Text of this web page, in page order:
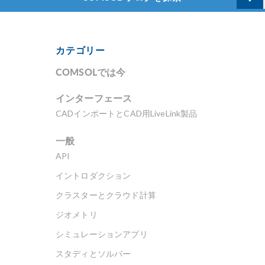
カテゴリー
COMSOLでは今
インターフェース
CADインポートとCAD用LiveLink製品
一般
API
イントロダクション
クラスターとクラウド計算
ジオメトリ
シミュレーションアプリ
スタディとソルバー